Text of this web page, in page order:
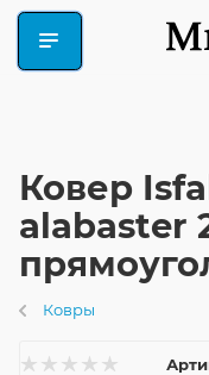
Ковер
alabaster
Ковры